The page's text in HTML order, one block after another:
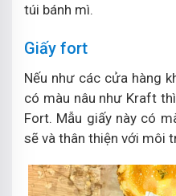
túi bánh mì.
Giấy fort
Nếu như các cửa hàng
có màu nâu như Kraft
Fort. Mẫu giấy này có
sẽ và thân thiện với môi